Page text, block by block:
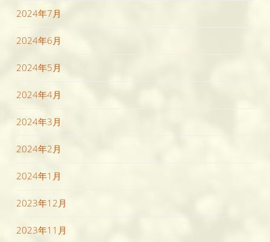
2024年7月
2024年6月
2024年5月
2024年4月
2024年3月
2024年2月
2024年1月
2023年12月
2023年11月